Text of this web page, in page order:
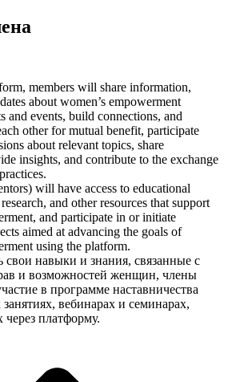
members will share information,
about women’s empowerment
and events, build connections, and
other for mutual benefit, participate
about relevant topics, share
insights, and contribute to the exchange
will have access to educational
and other resources that support
and participate in or initiate
aimed at advancing the goals of
using the platform.
навыки и знания, связанные с
и возможностей женщин, члены
в программе наставничества
вебинарах и семинарах,
платформу.